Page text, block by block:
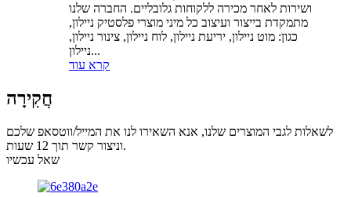
ושירות לאחר מכירה ללקוחות גלובליים. החברה שלנו
מתמקדת בייצור ועיצוב כל מיני מוצרי פלסטיק ניילון,
כגון: מוט ניילון, יריעת ניילון, לוח ניילון, צינור ניילון,
ניילון...
קרא עוד
חֲקִירָה
לשאלות לגבי המוצרים שלנו, אנא השאירו לנו את המייל/ווטסאפ שלכם
וניצור קשר תוך 12 שעות.
שאל עכשיו